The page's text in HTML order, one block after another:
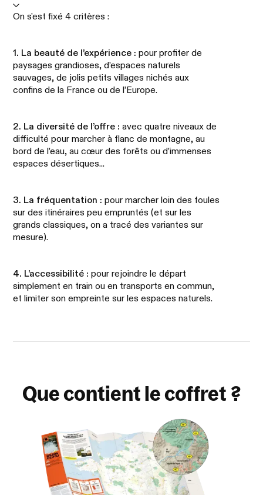
On s'est fixé 4 critères :
1. La beauté de l’expérience :pour profiter de
paysages grandioses, d’espaces naturels
sauvages, de jolis petits villages nichés aux
confins de la France ou de l’Europe.
2. La diversité de l’offre : avec quatre niveaux de
difficulté pour marcher à flanc de montagne, au
bord de l’eau, au cœur des forêts ou d’immenses
espaces désertiques...
3. La fréquentation : pour marcher loin des foules
sur des itinéraires peu empruntés (et sur les
grands classiques, on a tracé des variantes sur
mesure).
4. L’accessibilité : pour rejoindre le départ
simplement en train ou en transports en commun,
et limiter son empreinte sur les espaces naturels.
Que contient le coffret ?